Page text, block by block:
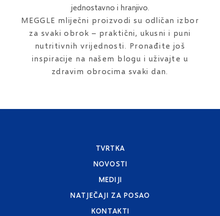
jednostavno i hranjivo.
MEGGLE mliječni proizvodi su odličan izbor
za svaki obrok – praktični, ukusni i puni
nutritivnih vrijednosti. Pronađite još
inspiracije na našem blogu i uživajte u
zdravim obrocima svaki dan.
TVRTKA
NOVOSTI
MEDIJI
NATJEČAJI ZA POSAO
KONTAKTI